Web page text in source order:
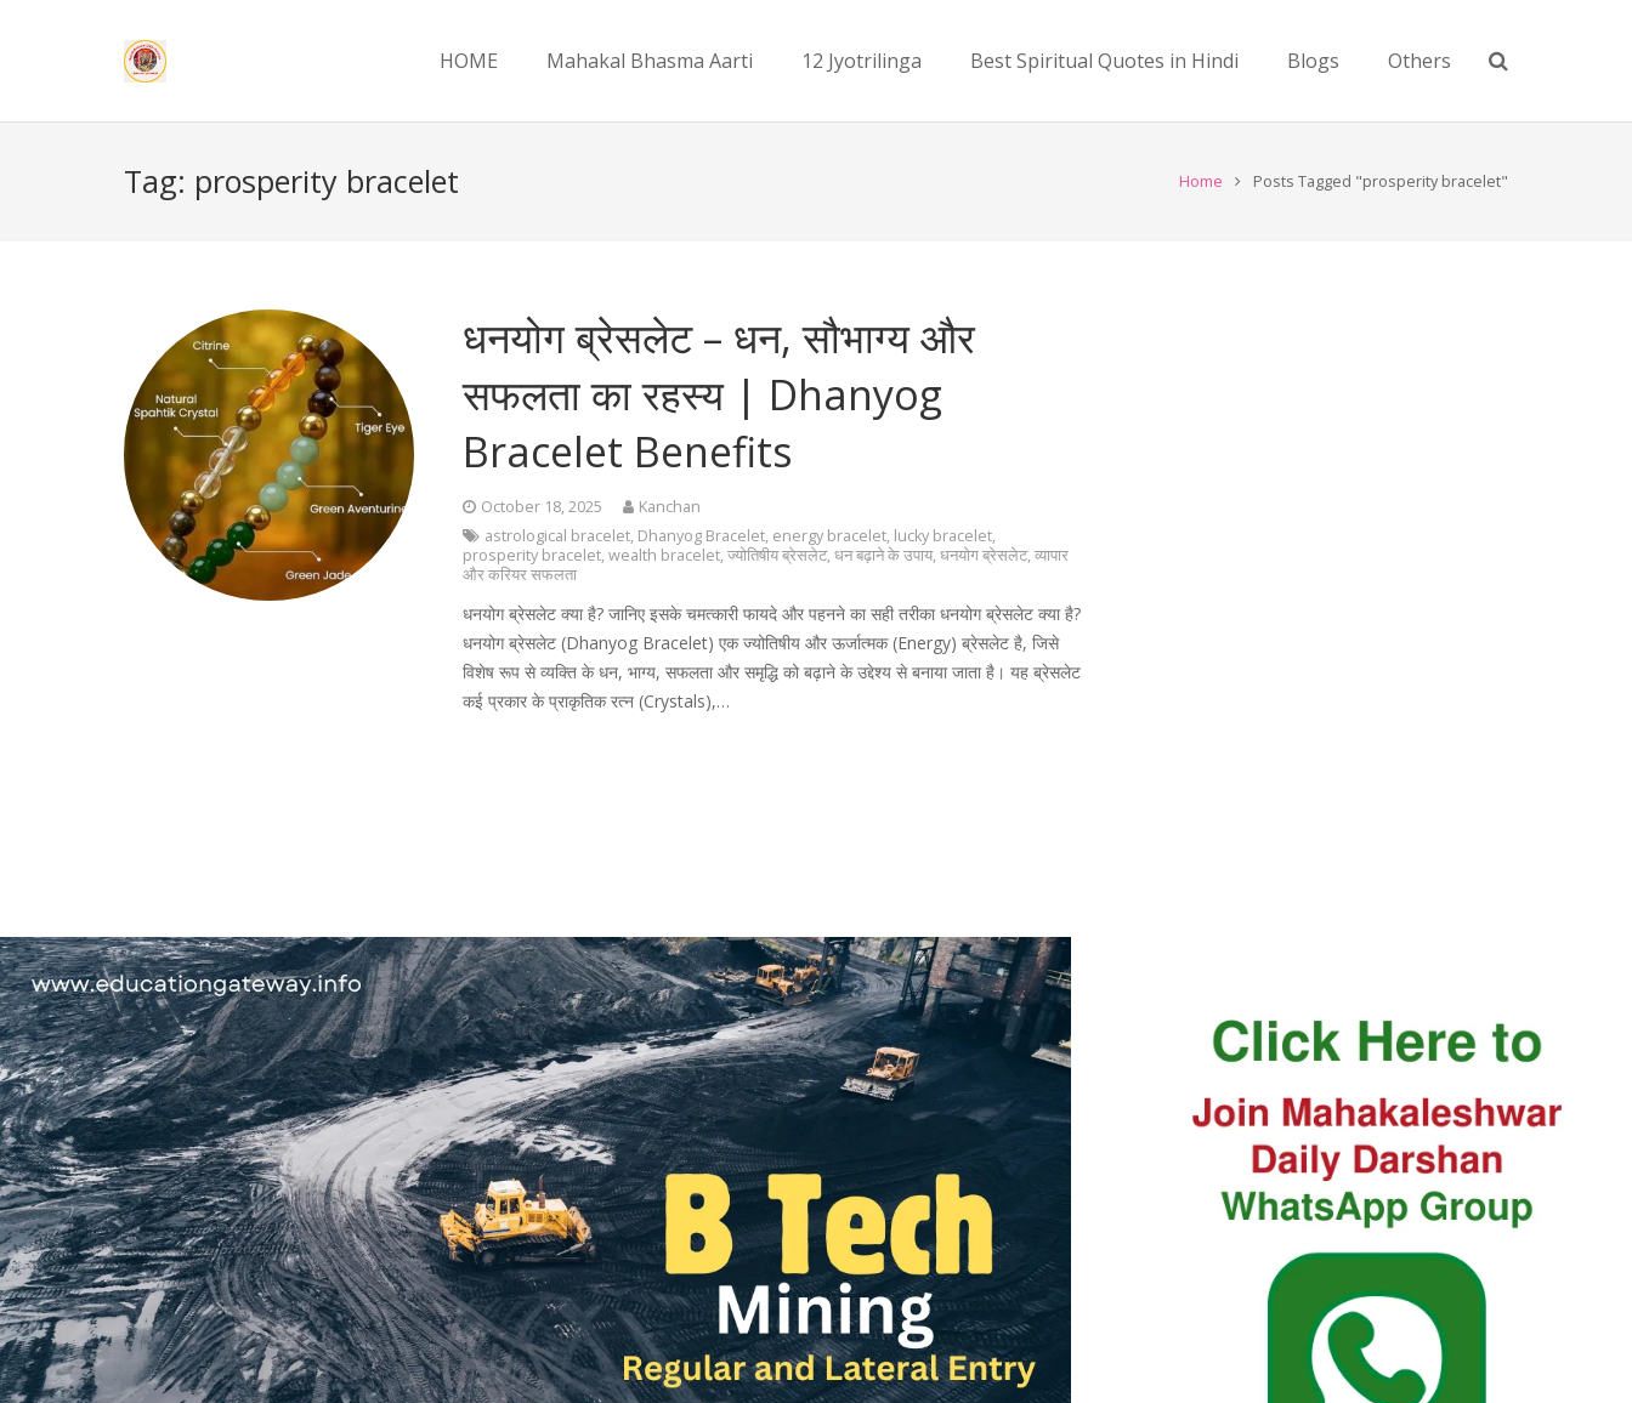
HOME Mahakal Bhasma Aarti 12 Jyotrilinga Best Spiritual Quotes in Hindi Blogs Others
Tag: prosperity bracelet Home Posts Tagged "prosperity bracelet"
धनयोग ब्रेसलेट – धन, सौभाग्य और
सफलता का रहस्य | Dhanyog
Bracelet Benefits
October 18, 2025
Kanchan
astrological bracelet, Dhanyog Bracelet, energy bracelet, lucky bracelet,
prosperity bracelet,wealth bracelet,ज्योतिषीय ब्रेसलेट,धन बढ़ाने के उपाय,धनयोग ब्रेसलेट,व्यापार
और करियर सफलता
धनयोग ब्रेसलेट क्या है? जानिए इसके चमत्कारी फायदे और पहनने का सही तरीका धनयोग ब्रेसलेट क्या है?
धनयोग ब्रेसलेट (Dhanyog Bracelet) एक ज्योतिषीय और ऊर्जात्मक (Energy) ब्रेसलेट है, जिसे
विशेष रूप से व्यक्ति के धन, भाग्य, सफलता और समृद्धि को बढ़ाने के उद्देश्य से बनाया जाता है। यह ब्रेसलेट
कई प्रकार के प्राकृतिक रत्न (Crystals),…